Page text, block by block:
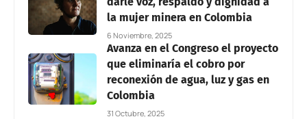
la mujer minera en Colombia
6 Noviembre, 2025
Avanza en el Congreso el proyecto
que eliminaría el cobro por
reconexión de agua, luz y gas en
Colombia
31 Octubre, 2025